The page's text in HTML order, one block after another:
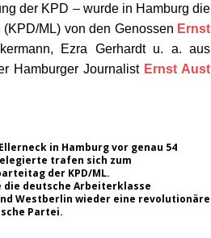
der KPD – wurde in Hamburg die
ML) von den Genossen Ernst
Ezra Gerhardt u. a. aus
HamburgerJournalist Ernst Aust
in Hamburg vor genau 54
trafen sich zum
der KPD/ML.
die deutsche Arbeiterklasse
Westberlin wieder eine revolutionäre
Partei.